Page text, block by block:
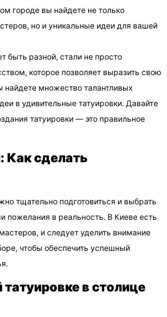
городе вы найдете не только
но и уникальные идеи для вашей
быть разной, стали не просто
которое позволяет выразить свою
найдете множество талантливых
в удивительные татуировки. Давайте
татуировки — это правильное
Как сделать
тщательно подготовиться и выбрать
пожелания в реальность. В Киеве есть
и следует уделить внимание
чтобы обеспечить успешный
в столице